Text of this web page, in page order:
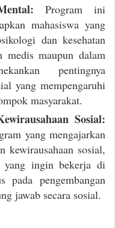
Program ini
mahasiswa yang
dan kesehatan
maupun dalam
pentingnya
yang mempengaruhi
masyarakat.
Sosial:
yang mengajarkan
kewirausahaan sosial,
yang ingin bekerja di
pada pengembangan
jawab secara sosial.